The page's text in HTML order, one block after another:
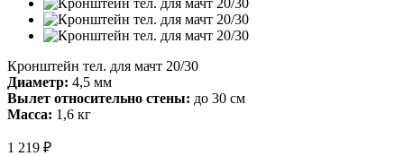
Кронштейн тел. для мачт 20/30
Диаметр: 4,5 мм
Вылет относительно стены: до 30 см
Масса: 1,6 кг
1 219 ₽